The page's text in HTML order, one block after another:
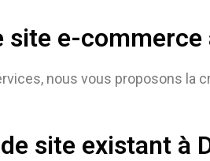
site e-commerce
nous vous proposons la
site existant à